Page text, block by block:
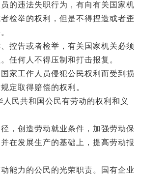
的违法失职行为，有向有关国家机
检举的权利，但是不得捏造或者歪
告或者检举，有关国家机关必须
任何人不得压制和打击报复。
工作人员侵犯公民权利而受到损
定取得赔偿的权利。
民共和国公民有劳动的权利和义
创造劳动就业条件，加强劳动保
在发展生产的基础上，提高劳动报
力的公民的光荣职责。国有企业